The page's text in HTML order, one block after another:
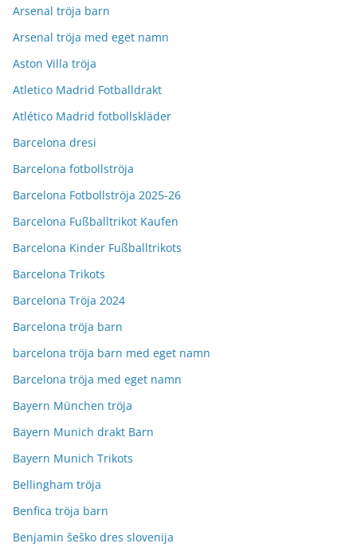
Arsenal tröja barn
Arsenal tröja med eget namn
Aston Villa tröja
Atletico Madrid Fotballdrakt
Atlético Madrid fotbollskläder
Barcelona dresi
Barcelona fotbollströja
Barcelona Fotbollströja 2025-26
Barcelona Fußballtrikot Kaufen
Barcelona Kinder Fußballtrikots
Barcelona Trikots
Barcelona Tröja 2024
Barcelona tröja barn
barcelona tröja barn med eget namn
Barcelona tröja med eget namn
Bayern München tröja
Bayern Munich drakt Barn
Bayern Munich Trikots
Bellingham tröja
Benfica tröja barn
Benjamin šeško dres slovenija